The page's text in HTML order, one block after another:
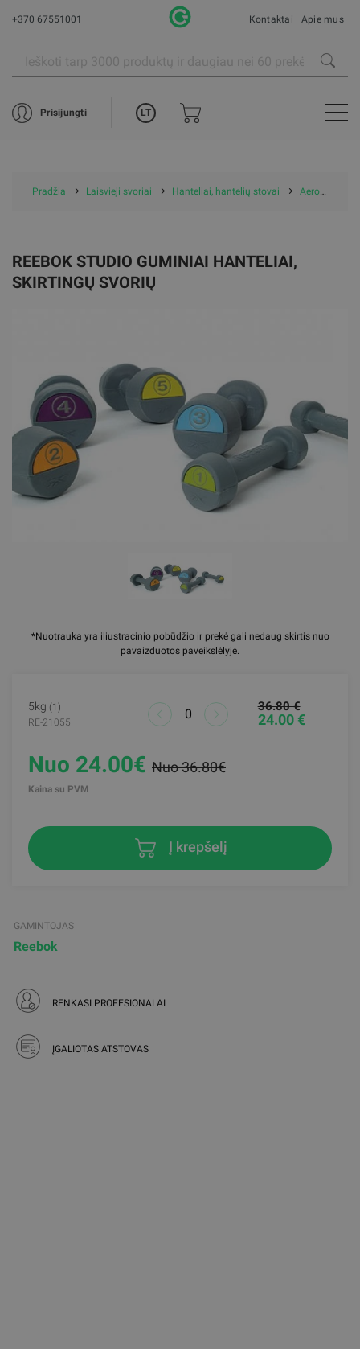
+370 67551001 Kontaktai Apie mus
Prisijungti LT
Pradžia Laisvieji svoriai Hanteliai, hantelių stovai Aerobikos hanteliai
*Nuotrauka yra iliustracinio pobūdžio ir prekė gali nedaug skirtis nuo
pavaizduotos paveikslėlyje.
REEBOK STUDIO GUMINIAI HANTELIAI,
SKIRTINGŲ SVORIŲ
5kg (1)
RE-21055
36.80 €
24.00 €
Nuo 24.00€ Nuo 36.80€
Kaina su PVM
Į krepšelį
GAMINTOJAS
Reebok
RENKASI PROFESIONALAI
ĮGALIOTAS ATSTOVAS